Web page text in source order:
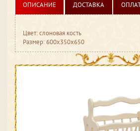
ОПИСАНИЕ ДОСТАВКА
Цвет: слоновая кость
Размер: 600x350x650